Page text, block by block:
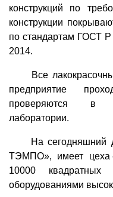
конструкций по
конструкции
по стандартам ГОСТ
2014.
Все
предприятие
проверяются в
лаборатории.
На сегодняшний
ТЭМПО», имеет цеха
10000
оборудованиями